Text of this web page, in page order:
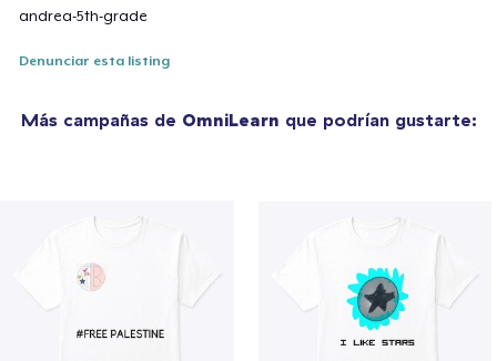
andrea-5th-grade
Denunciar esta listing
Más campañas de OmniLearn que podrían gustarte: